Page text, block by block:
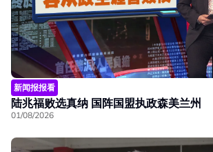
新闻报报看
陆兆福败选真纳 国阵国盟执政森美兰州
01/08/2026